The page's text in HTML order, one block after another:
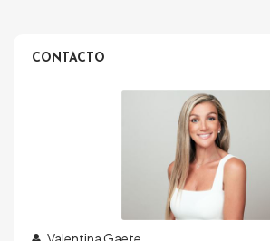
CONTACTO